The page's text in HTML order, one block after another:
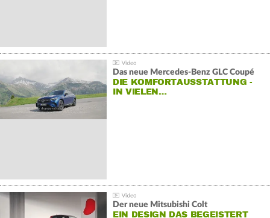
Das neue Mercedes-Benz GLC Coupé
DIE KOMFORTAUSSTATTUNG -
IN VIELEN…
Der neue Mitsubishi Colt
EIN DESIGN DAS BEGEISTERT